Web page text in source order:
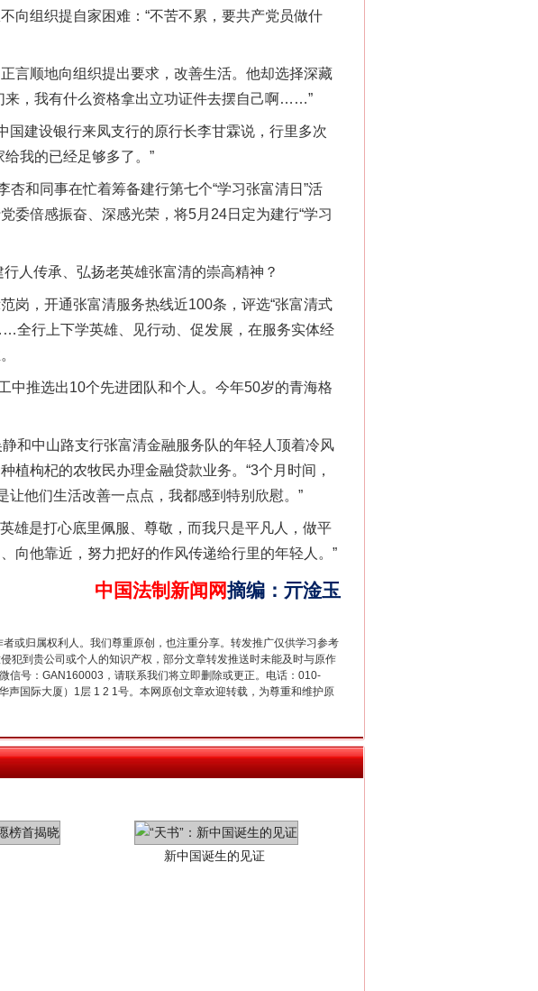
组织提自家困难：“不苦不累，要共产党员做什
顺地向组织提出要求，改善生活。他却选择深藏
来，我有什么资格拿出立功证件去摆自己啊……”
建设银行来凤支行的原行长李甘霖说，行里多次
我的已经足够多了。”
和同事在忙着筹备建行第七个“学习张富清日”活
委倍感振奋、深感光荣，将5月24日定为建行“学习
人传承、弘扬老英雄张富清的崇高精神？
，开通张富清服务热线近100条，评选“张富清式
全行上下学英雄、见行动、促发展，在服务实体经
推选出10个先进团队和个人。今年50岁的青海格
中山路支行张富清金融服务队的年轻人顶着冷风
枸杞的农牧民办理金融贷款业务。“3个月时间，
让他们生活改善一点点，我都感到特别欣慰。”
是打心底里佩服、尊敬，而我只是平凡人，做平
向他靠近，努力把好的作风传递给行里的年轻人。”
中国法制新闻网摘编 ： 亓淦玉
或归属权利人。我们尊重原创，也注重分享。转发推广仅供学习参考
犯到贵公司或个人的知识产权，部分文章转发推送时未能及时与原作
信号：GAN160003，请联系我们将立即删除或更正。电话：010-
国际大厦）1层 1 2 1号。本网原创文章欢迎转载，为尊重和维护原
法官巧妙执行解纠纷
新中国诞生的见证